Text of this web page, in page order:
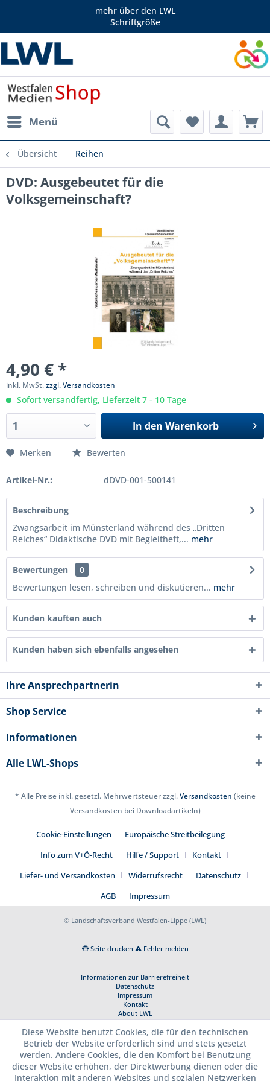
mehr über den LWL
Schriftgröße
Menü
Übersicht Reihen
DVD: Ausgebeutet für die
Volksgemeinschaft?
4,90 € *
inkl. MwSt.zzgl. Versandkosten
Sofort versandfertig, Lieferzeit 7 - 10 Tage
In den Warenkorb
Merken Bewerten
Artikel-Nr.: dDVD-001-500141
Beschreibung
Zwangsarbeit im Münsterland während des „Dritten
Reiches“ Didaktische DVD mit Begleitheft,... mehr
Bewertungen
0
Bewertungen lesen, schreiben und diskutieren... mehr
Kunden kauften auch
Kunden haben sich ebenfalls angesehen
Ihre Ansprechpartnerin
Shop Service
Informationen
Alle LWL-Shops
* Alle Preise inkl. gesetzl. Mehrwertsteuer zzgl.Versandkosten (keine
Versandkosten bei Downloadartikeln)
Cookie-Einstellungen
Europäische Streitbeilegung
Info zum V+Ö-Recht
Hilfe / Support
Kontakt
Liefer- und Versandkosten
Widerrufsrecht
Datenschutz
AGB
Impressum
© Landschaftsverband Westfalen-Lippe (LWL)
Seite drucken Fehler melden
Informationen zur Barrierefreiheit
Datenschutz
Impressum
Kontakt
About LWL
Diese Website benutzt Cookies, die für den technischen
Betrieb der Website erforderlich sind und stets gesetzt
werden. Andere Cookies, die den Komfort bei Benutzung
dieser Website erhöhen, der Direktwerbung dienen oder die
Interaktion mit anderen Websites und sozialen Netzwerken